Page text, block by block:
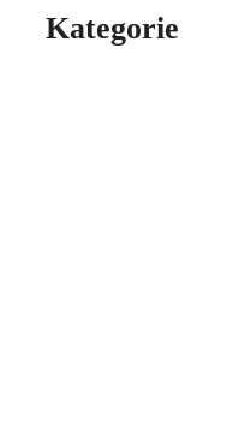
Kategorie